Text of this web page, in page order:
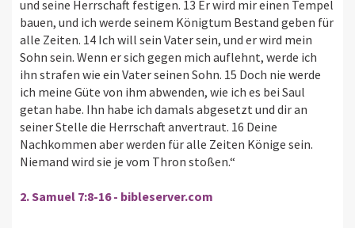
und seine Herrschaft festigen. 13 Er wird mir einen Tempel
bauen, und ich werde seinem Königtum Bestand geben für
alle Zeiten. 14 Ich will sein Vater sein, und er wird mein
Sohn sein. Wenn er sich gegen mich auflehnt, werde ich
ihn strafen wie ein Vater seinen Sohn. 15 Doch nie werde
ich meine Güte von ihm abwenden, wie ich es bei Saul
getan habe. Ihn habe ich damals abgesetzt und dir an
seiner Stelle die Herrschaft anvertraut. 16 Deine
Nachkommen aber werden für alle Zeiten Könige sein.
Niemand wird sie je vom Thron stoßen.“
2. Samuel 7:8-16 - bibleserver.com